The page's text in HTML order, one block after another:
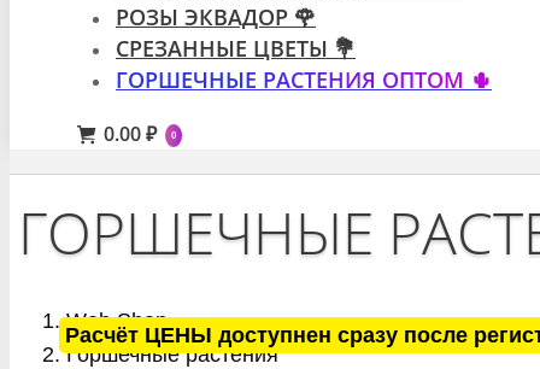
РОЗЫ ЭКВАДОР 🌹
СРЕЗАННЫЕ ЦВЕТЫ 💐
ГОРШЕЧНЫЕ РАСТЕНИЯ ОПТОМ 🌵
0.00₽ 0
ГОРШЕЧНЫЕ
Web Shop
Горшечные растения
Расчёт ЦЕНЫ доступнен сразу после